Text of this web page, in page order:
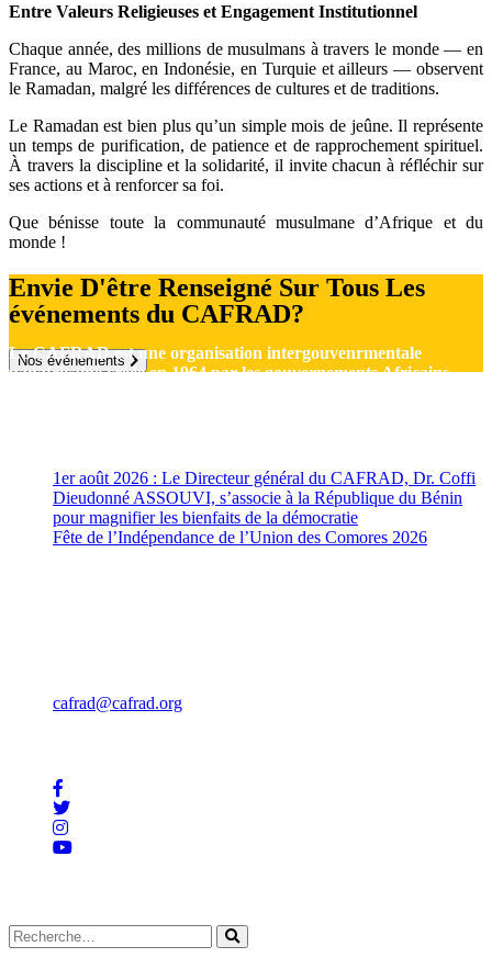
Entre Valeurs Religieuses et Engagement Institutionnel
Chaque année, des millions de musulmans à travers le monde — en
France, au Maroc, en Indonésie, en Turquie et ailleurs — observent
le Ramadan, malgré les différences de cultures et de traditions.
Le Ramadan est bien plus qu’un simple mois de jeûne. Il représente
un temps de purification, de patience et de rapprochement spirituel.
À travers la discipline et la solidarité, il invite chacun à réfléchir sur
ses actions et à renforcer sa foi.
Que bénisse toute la communauté musulmane d’Afrique et du
monde !
Envie D'être Renseigné Sur Tous Les
événements du CAFRAD?
Nos événements
Le CAFRAD est une organisation intergouvenrmentale
panafricaine créée en 1964 par les gouvernements Africains
1er août 2026 : Le Directeur général du CAFRAD, Dr. Coffi
Dieudonné ASSOUVI, s’associe à la République du Bénin
pour magnifier les bienfaits de la démocratie
Fête de l’Indépendance de l’Union des Comores 2026
cafrad@cafrad.org